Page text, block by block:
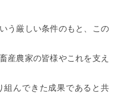
う厳しい条件のもと、この
産農家の皆様やこれを支え
組んできた成果であると共